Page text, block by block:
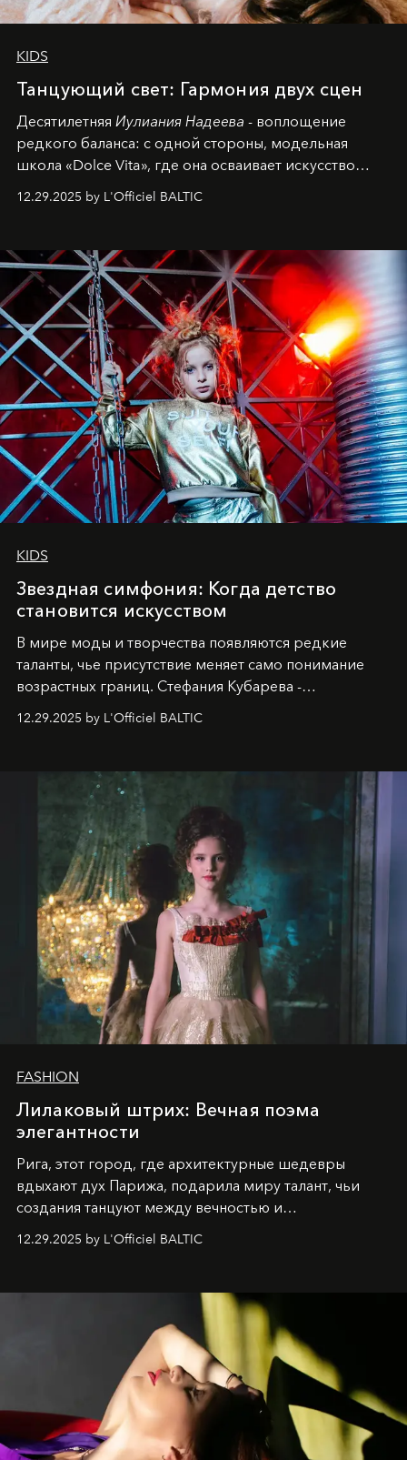
KIDS
Танцующий свет: Гармония двух сцен
Десятилетняя Иулиания Надеева - воплощение
редкого баланса: с одной стороны, модельная
школа «Dolce Vita», где она осваивает искусство
балетная студия при хореографическом училище,
танцевального пути за плечами.
12.29.2025 by L'Officiel BALTIC
KIDS
Звездная симфония: Когда детство
становится искусством
В мире моды и творчества появляются редкие
таланты, чье присутствие меняет само понимание
возрастных границ. Стефания Кубарева -
харизмы, чье имя уже украшает обложки
2025
и LUXIA June 2025, представляет собой
уникальное явление современной культуры.
12.29.2025 by L'Officiel BALTIC
FASHION
Лилаковый штрих: Вечная поэма
элегантности
Рига, этот город, где архитектурные шедевры
вдыхают дух Парижа, подарила миру талант, чьи
создания танцуют между вечностью и
12.29.2025 by L'Officiel BALTIC